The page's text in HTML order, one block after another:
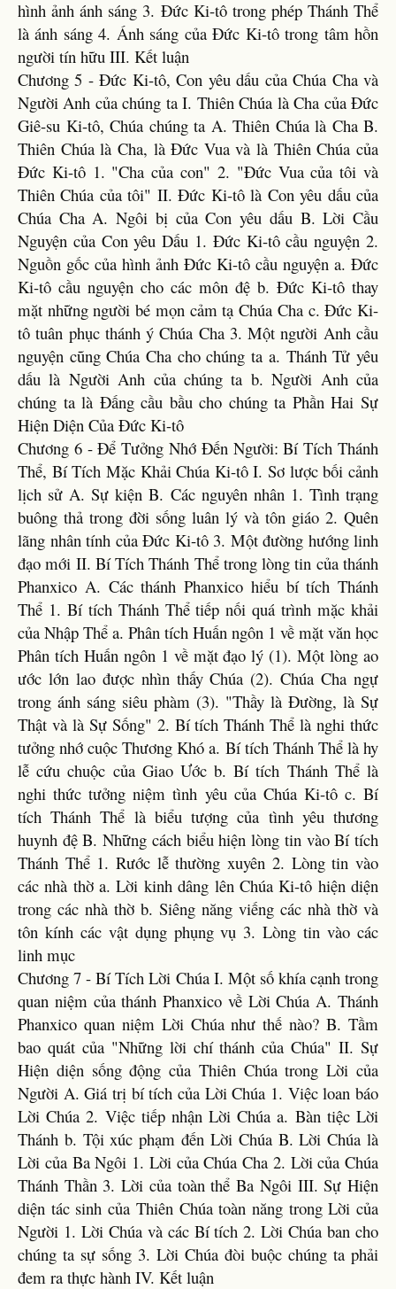
hình ảnh ánh sáng 3. Đức Ki-tô trong phép Thánh Thể
là ánh sáng 4. Ánh sáng của Đức Ki-tô trong tâm hồn
người tín hữu III. Kết luận
Chương 5 - Đức Ki-tô, Con yêu dấu của Chúa Cha và
Người Anh của chúng ta I. Thiên Chúa là Cha của Đức
Giê-su Ki-tô, Chúa chúng ta A. Thiên Chúa là Cha B.
Thiên Chúa là Cha, là Đức Vua và là Thiên Chúa của
Đức Ki-tô 1. "Cha của con" 2. "Đức Vua của tôi và
Thiên Chúa của tôi" II. Đức Ki-tô là Con yêu dấu của
Chúa Cha A. Ngôi bị của Con yêu dấu B. Lời Cầu
Nguyện của Con yêu Dấu 1. Đức Ki-tô cầu nguyện 2.
Nguồn gốc của hình ảnh Đức Ki-tô cầu nguyện a. Đức
Ki-tô cầu nguyện cho các môn đệ b. Đức Ki-tô thay
mặt những người bé mọn cảm tạ Chúa Cha c. Đức Ki-
tô tuân phục thánh ý Chúa Cha 3. Một người Anh cầu
nguyện cũng Chúa Cha cho chúng ta a. Thánh Tử yêu
dấu là Người Anh của chúng ta b. Người Anh của
chúng ta là Đấng cầu bầu cho chúng ta Phần Hai Sự
Hiện Diện Của Đức Ki-tô
Chương 6 - Để Tưởng Nhớ Đến Người: Bí Tích Thánh
Thể, Bí Tích Mặc Khải Chúa Ki-tô I. Sơ lược bối cảnh
lịch sử A. Sự kiện B. Các nguyên nhân 1. Tình trạng
buông thả trong đời sống luân lý và tôn giáo 2. Quên
lãng nhân tính của Đức Ki-tô 3. Một đường hướng linh
đạo mới II. Bí Tích Thánh Thể trong lòng tin của thánh
Phanxico A. Các thánh Phanxico hiểu bí tích Thánh
Thể 1. Bí tích Thánh Thể tiếp nối quá trình mặc khải
của Nhập Thể a. Phân tích Huấn ngôn 1 về mặt văn học
Phân tích Huấn ngôn 1 về mặt đạo lý (1). Một lòng ao
ước lớn lao được nhìn thấy Chúa (2). Chúa Cha ngự
trong ánh sáng siêu phàm (3). "Thầy là Đường, là Sự
Thật và là Sự Sống" 2. Bí tích Thánh Thể là nghi thức
tưởng nhớ cuộc Thương Khó a. Bí tích Thánh Thể là hy
lễ cứu chuộc của Giao Ước b. Bí tích Thánh Thể là
nghi thức tưởng niệm tình yêu của Chúa Ki-tô c. Bí
tích Thánh Thể là biểu tượng của tình yêu thương
huynh đệ B. Những cách biểu hiện lòng tin vào Bí tích
Thánh Thể 1. Rước lễ thường xuyên 2. Lòng tin vào
các nhà thờ a. Lời kinh dâng lên Chúa Ki-tô hiện diện
trong các nhà thờ b. Siêng năng viếng các nhà thờ và
tôn kính các vật dụng phụng vụ 3. Lòng tin vào các
linh mục
Chương 7 - Bí Tích Lời Chúa I. Một số khía cạnh trong
quan niệm của thánh Phanxico về Lời Chúa A. Thánh
Phanxico quan niệm Lời Chúa như thế nào? B. Tầm
bao quát của "Những lời chí thánh của Chúa" II. Sự
Hiện diện sống động của Thiên Chúa trong Lời của
Người A. Giá trị bí tích của Lời Chúa 1. Việc loan báo
Lời Chúa 2. Việc tiếp nhận Lời Chúa a. Bàn tiệc Lời
Thánh b. Tội xúc phạm đến Lời Chúa B. Lời Chúa là
Lời của Ba Ngôi 1. Lời của Chúa Cha 2. Lời của Chúa
Thánh Thần 3. Lời của toàn thể Ba Ngôi III. Sự Hiện
diện tác sinh của Thiên Chúa toàn năng trong Lời của
Người 1. Lời Chúa và các Bí tích 2. Lời Chúa ban cho
chúng ta sự sống 3. Lời Chúa đòi buộc chúng ta phải
đem ra thực hành IV. Kết luận